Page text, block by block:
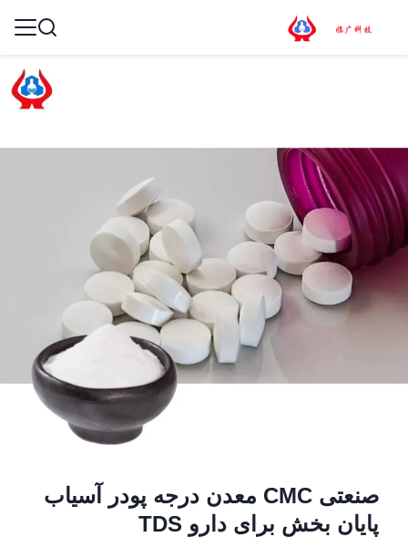
صنعتی CMC معدن درجه پودر آسیاب
پایان بخش برای دارو TDS